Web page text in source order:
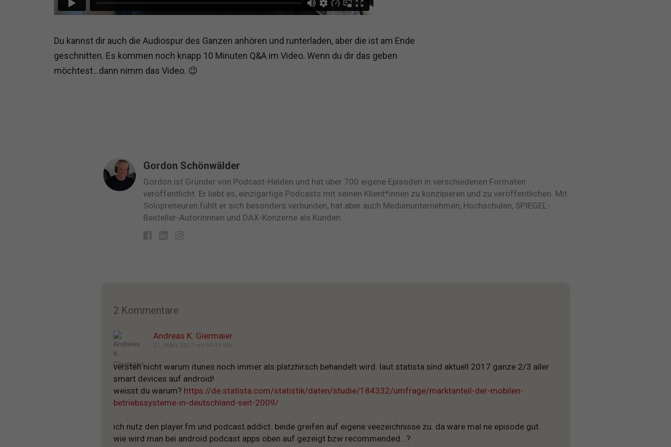
Du kannst dir auch die Audiospur des Ganzen anhören und runterladen, aber die ist am Ende
geschnitten. Es kommen noch knapp 10 Minuten Q&A im Video. Wenn du dir das geben
möchtest…dann nimm das Video. 😉
Gordon Schönwälder
Gordon ist Gründer von Podcast-Helden und hat über 700 eigene Episoden in verschiedenen Formaten
veröffentlicht. Er liebt es, einzigartige Podcasts mit seinen Klient*innen zu konzipieren und zu veröffentlichen. Mit
Solopreneuren fühlt er sich besonders verbunden, hat aber auch Medienunternehmen, Hochschulen, SPIEGEL-
Besteller-Autorinnnen und DAX-Konzerne als Kunden.
2 Kommentare
Andreas K. Giermaier
versteh nicht warum itunes noch immer als platzhirsch behandelt wird. laut statista sind aktuell 2017 ganze 2/3 aller
smart devices auf android!
weisst du warum? https://de.statista.com/statistik/daten/studie/184332/umfrage/marktanteil-der-mobilen-
betriebssysteme-in-deutschland-seit-2009/
ich nutz den player.fm und podcast.addict. beide greifen auf eigene veezeichnisse zu. da wäre mal ne episode gut.
wie wird man bei android podcast apps oben auf gezeigt bzw recommended...?